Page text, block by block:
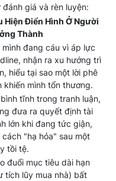
giá và rèn luyện:
Hiện Điển Hình Ở Người
Thành
mình đang cáu vì áp lực
nhận ra xu hướng trì
hiểu tại sao một lời phê
khiến mình tổn thương.
tĩnh trong tranh luận,
đưa ra quyết định tài
lớn khi đang tức giận,
cách "hạ hỏa" sau một
tồi tệ.
đuổi mục tiêu dài hạn
tích lũy mua nhà) bất